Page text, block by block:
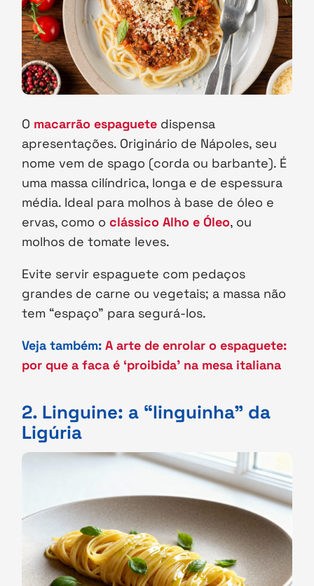
O macarrão espaguete dispensa
apresentações. Originário de Nápoles, seu
nome vem de spago (corda ou barbante). É
uma massa cilíndrica, longa e de espessura
média. Ideal para molhos à base de óleo e
ervas, como oclássico Alho e Óleo, ou
molhos de tomate leves.
Evite servir espaguete com pedaços
grandes de carne ou vegetais; a massa não
tem “espaço” para segurá-los.
Veja também: A arte de enrolar o espaguete:
por que a faca é ‘proibida’ na mesa italiana
2. Linguine: a “linguinha” da
Ligúria